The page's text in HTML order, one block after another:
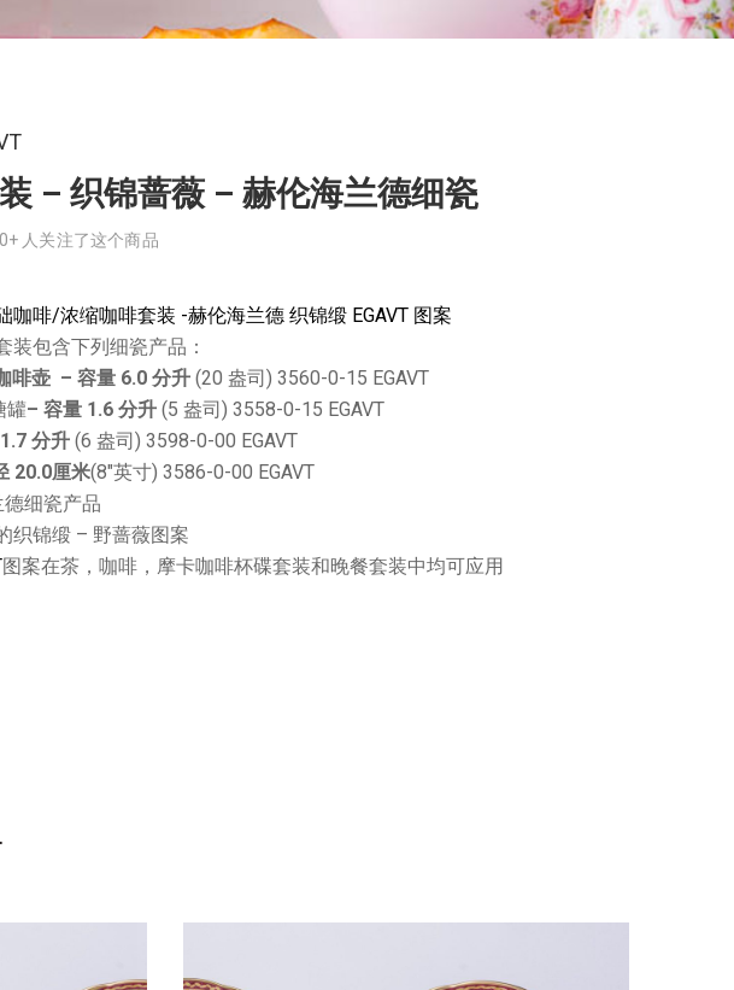
– 织锦蔷薇 – 赫伦海兰德细瓷
人关注了这个商品
咖啡/浓缩咖啡套装 -赫伦海兰德 织锦缎 EGAVT 图案
装包含下列细瓷产品：
啡壶 – 容量 6.0 分升 (20 盎司) 3560-0-15 EGAVT
罐– 容量 1.6 分升 (5 盎司) 3558-0-15 EGAVT
分升 (6 盎司) 3598-0-00 EGAVT
20.0厘米(8″英寸) 3586-0-00 EGAVT
细瓷产品
织锦缎 – 野蔷薇图案
图案在茶，咖啡，摩卡咖啡杯碟套装和晚餐套装中均可应用